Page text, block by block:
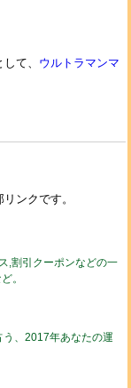
て、 ウルトラマンマ
ンクです。
,割引クーポンなどの一
。
う、2017年あなたの運